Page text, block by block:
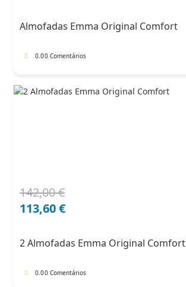
71,00 €.
60,35 €.
Almofadas Emma Original Comfort
0.00 Comentários
142,00€
O
preço
142,00 €.
113,60€
O
preço
113,60 €.
2 Almofadas Emma Original Comfort
0.00 Comentários